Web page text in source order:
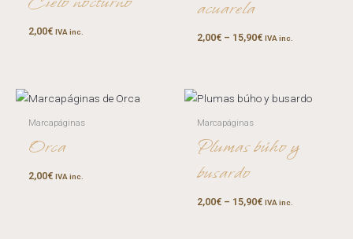
2,00€ IVA inc.
acuarela
2,00€ – 15,90€ IVA inc.
Marcapáginas
Orca
2,00€ IVA inc.
Marcapáginas
Plumas búho y
busardo
2,00€ – 15,90€ IVA inc.